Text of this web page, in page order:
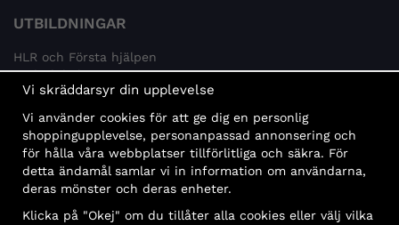
UTBILDNINGAR
HLR och Första hjälpen
Psykisk hälsa
Brandskydd
MÅLGRUPPER
Offentlig sektor och företag
Privatpersoner
Vi skräddarsyr din upplevelse
Vi använder cookies för att ge dig en personlig
shoppingupplevelse, personanpassad annonsering och
för hålla våra webbplatser tillförlitliga och säkra. För
detta ändamål samlar vi in information om användarna,
deras mönster och deras enheter.
Klicka på "Okej" om du tillåter alla cookies eller välj vilka